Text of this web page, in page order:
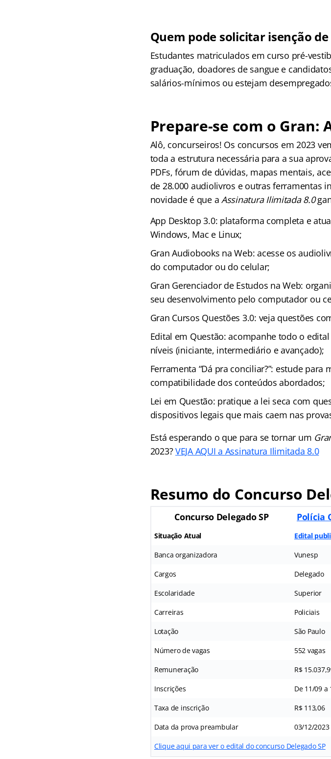
Quem pode solicitar isenção
Estudantes matriculados em curso pré-
graduação, doadores de sangue e
salários-mínimos ou estejam
Prepare-se com o Gran:
Alô, concurseiros! Os concursos em 2023
toda a estrutura necessária para a sua
PDFs, fórum de dúvidas, mapas mentais,
de 28.000 audiolivros e outras ferramentas
novidade é que aAssinatura Ilimitada 8.0
App Desktop 3.0: plataforma completa e
Windows, Mac e Linux;
Gran Audiobooks na Web: acesse os
do computador ou do celular;
Gran Gerenciador de Estudos na Web:
seu desenvolvimento pelo computador ou
Gran Cursos Questões 3.0: veja questões
Edital em Questão: acompanhe todo o
níveis (iniciante, intermediário e avançado);
Ferramenta “Dá pra conciliar?”: estude
compatibilidade dos conteúdos abordados;
Lei em Questão: pratique a lei seca com
dispositivos legais que mais caem nas
Está esperando o que para se tornar um
2023?VEJA AQUI a Assinatura Ilimitada 8.0
Resumo do Concurso
Concurso Delegado SP Polícia
Situação Atual Edital
Banca organizadora Vunesp
Cargos Delegado
Escolaridade Superior
Carreiras Policiais
Lotação São Paulo
Número de vagas 552 vagas
Remuneração R$
Inscrições De 11/09 a
Taxa de inscrição R$ 113,06
Data da prova preambular 03/12/2023
Clique aqui para ver o edital do concurso Delegado SP